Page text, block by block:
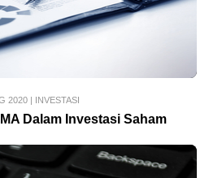
2020| INVESTASI
Dalam Investasi Saham